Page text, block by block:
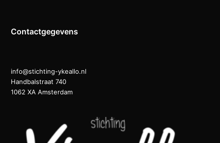
Contactgegevens
info@stichting-ykeallo.nl
Handbalstraat 740
1062 XA Amsterdam